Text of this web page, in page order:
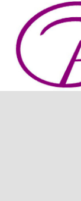
Doorgaan
inhoud